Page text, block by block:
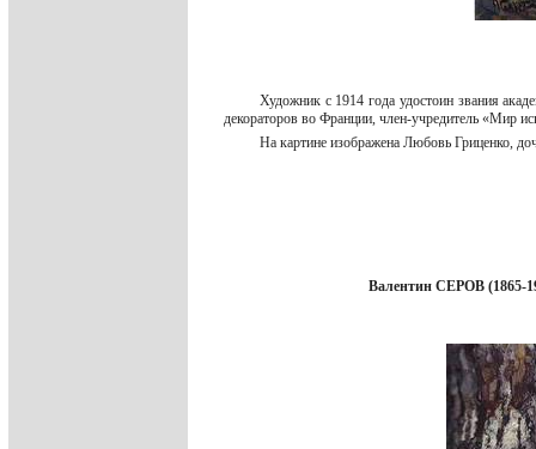
Художник с 1914 года удостоин звания
декораторов во Франции, член-учредитель «Мир
На картине изображена Любовь Гриценко,
Валентин СЕРОВ